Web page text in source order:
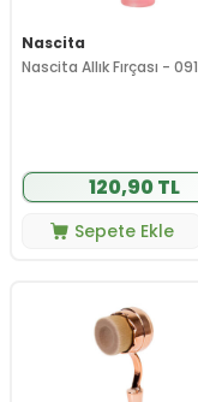
Nascita
Nascita Allık Fırçası - 091
120,90 TL
Sepete Ekle